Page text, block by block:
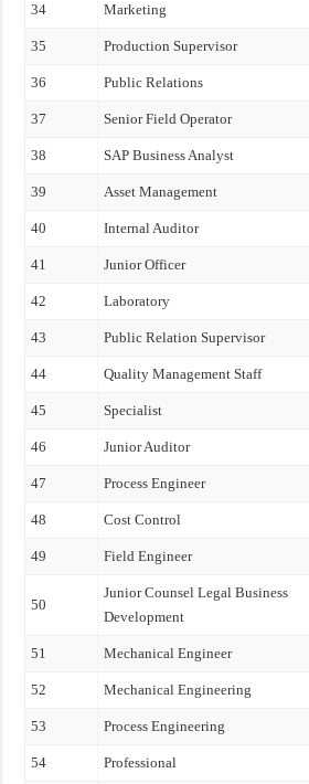
34 Marketing
35 Production Supervisor
36 Public Relations
37 Senior Field Operator
38 SAP Business Analyst
39 Asset Management
40 Internal Auditor
41 Junior Officer
42 Laboratory
43 Public Relation Supervisor
44 Quality Management Staff
45 Specialist
46 Junior Auditor
47 Process Engineer
48 Cost Control
49 Field Engineer
50
Junior Counsel Legal Business
Development
51 Mechanical Engineer
52 Mechanical Engineering
53 Process Engineering
54 Professional